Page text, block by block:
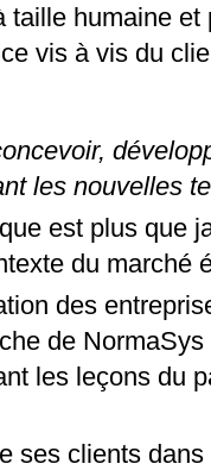
taille humaine
vis à vis du
les nouvelles
est plus que
du marché
des
de
les leçons du
ses clients